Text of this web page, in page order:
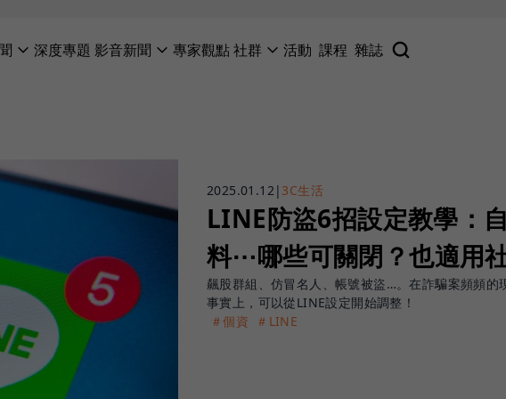
深度專題 影音新聞 專家觀點社群 活動 課程 雜誌
2025.01.12| 3C生活
LINE防盜6招設定教學：
料⋯哪些可關閉？也適用
飆股群組、仿冒名人、帳號被盜…。在詐騙案頻頻的
事實上，可以從LINE設定開始調整！
＃個資
＃LINE